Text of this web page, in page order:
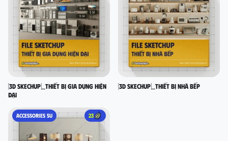
[3D SKECHUP]_Thiết bị gia dụng hiện
đại
[3D SKECHUP]_Thiết bị nhà bếp
ACCESSORIES SU 23